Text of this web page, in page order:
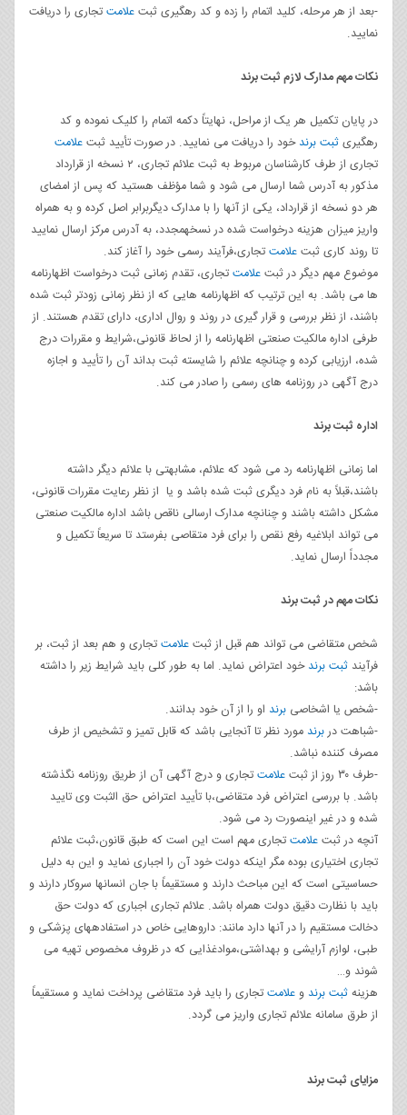
-بعد از هر مرحله، کلید اتمام را زده و کد رهگیری ثبتعلامتتجاری را دریافت
نمایید.
نکات مهم مدارک لازم ثبت برند
در پایان تکمیل هر یک از مراحل، نهایتاً دکمه اتمام را کلیک نموده و کد
رهگیریثبت برندخود را دریافت می نمایید. در صورت تأیید ثبتعلامت
تجاری از طرف کارشناسان مربوط به ثبت علائم تجاری، ۲ نسخه از قرارداد
مذکور به آدرس شما ارسال می شود و شما مؤظف هستید که پس از امضای
هر دو نسخه از قرارداد، یکی از آنها را با مدارک دیگربرابر اصل کرده و به همراه
واریز میزان هزینه درخواست شده در نسخهمجدد، به آدرس مرکز ارسال نمایید
تا روند کاری ثبتعلامتتجاری،فرآیند رسمی خود را آغاز کند.
موضوع مهم دیگر در ثبتعلامتتجاری، تقدم زمانی ثبت درخواست اظهارنامه
ها می باشد. به این ترتیب که اظهارنامه هایی که از نظر زمانی زودتر ثبت شده
باشند، از نظر بررسی و قرار گیری در روند و روال اداری، دارای تقدم هستند. از
طرفی اداره مالکیت صنعتی اظهارنامه را از لحاظ قانونی،شرایط و مقررات درج
شده، ارزیابی کرده و چنانچه علائم را شایسته ثبت بداند آن را تأیید و اجازه
درج آگهی در روزنامه های رسمی را صادر می کند.
اداره ثبت برند
اما زمانی اظهارنامه رد می شود که علائم، مشابهتی با علائم دیگر داشته
باشند،قبلاً به نام فرد دیگری ثبت شده باشد و یا از نظر رعایت مقررات قانونی،
مشکل داشته باشند و چنانچه مدارک ارسالی ناقص باشد اداره مالکیت صنعتی
می تواند ابلاغیه رفع نقص را برای فرد متقاصی بفرستد تا سریعاً تکمیل و
مجدداً ارسال نماید.
نکات مهم در ثبت برند
شخص متقاضی می تواند هم قبل از ثبتعلامتتجاری و هم بعد از ثبت، بر
فرآیند ثبت برندخود اعتراض نماید. اما به طور کلی باید شرایط زیر را داشته
باشد:
-شخص یا اشخاصی برند او را از آن خود بدانند.
-شباهت دربرند مورد نظر تا آنجایی باشد که قابل تمیز و تشخیص از طرف
مصرف کننده نباشد.
-طرف ۳۰ روز از ثبت
علامتتجاری و درج آگهی آن از طریق روزنامه نگذشته
باشد. با بررسی اعتراض فرد متقاضی،با تأیید اعتراض حق الثبت وی تایید
شده و در غیر اینصورت رد می شود.
آنچه در ثبتعلامتتجاری مهم است این است که طبق قانون،ثبت علائم
تجاری اختیاری بوده مگر اینکه دولت خود آن را اجباری نماید و این به دلیل
حساسیتی است که این مباحث دارند و مستقیماً با جان انسانها سروکار دارند و
باید با نظارت دقیق دولت همراه باشد. علائم تجاری اجباری که دولت حق
دخالت مستقیم را در آنها دارد مانند: داروهایی خاص در استفادههای پزشکی و
طبی، لوازم آرایشی و بهداشتی،موادغذایی که در ظروف مخصوص تهیه می
شوند و…
هزینهثبت برند وعلامتتجاری را باید فرد متقاضی پرداخت نماید و مستقیماً
از طرق سامانه علائم تجاری واریز می گردد.
مزایای ثبت برند